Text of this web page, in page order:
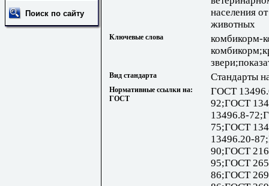
Поиск по сайту
населения
животных
Ключевые слова
комбикорм-
Вид стандарта Стандарты
Нормативные ссылки на:
ГОСТ
ГОСТ
92;ГОСТ
13496.8-
75;ГОСТ
13496.20-
90;ГОСТ
95;ГОСТ
86;ГОСТ